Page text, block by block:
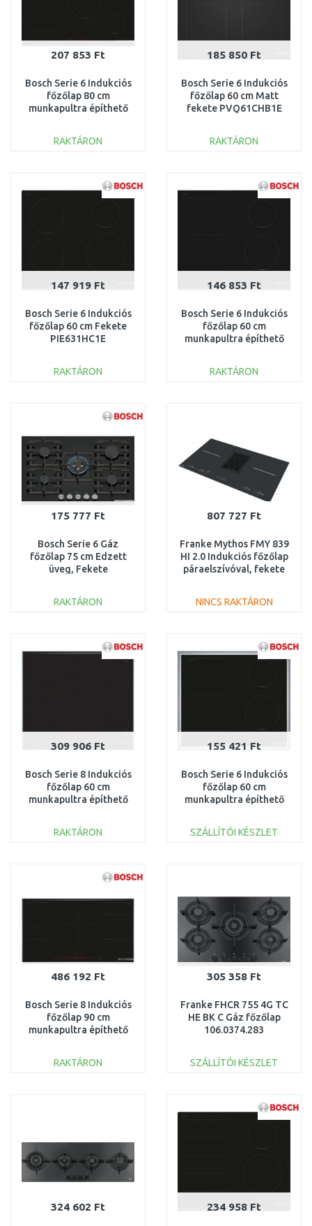
207 853 Ft
Bosch Serie 6 Indukciós
főzőlap 80 cm
munkapultra építhető
PVS831HC1E
RAKTÁRON
Összehasonlítás
185 850 Ft
Bosch Serie 6 Indukciós
főzőlap 60 cm Matt
fekete PVQ61CHB1E
RAKTÁRON
Összehasonlítás
147 919 Ft
Bosch Serie 6 Indukciós
főzőlap 60 cm Fekete
PIE631HC1E
RAKTÁRON
Összehasonlítás
146 853 Ft
Bosch Serie 6 Indukciós
főzőlap 60 cm
munkapultra építhető
PVS631HB1E
RAKTÁRON
175 777 Ft
Bosch Serie 6 Gáz
főzőlap 75 cm Edzett
üveg, Fekete
RAKTÁRON
Összehasonlítás
807 727 Ft
Franke Mythos FMY 839
HI 2.0 Indukciós főzőlap
páraelszívóval, fekete
NINCS RAKTÁRON
Összehasonlítás
309 906 Ft
Bosch Serie 8 Indukciós
főzőlap 60 cm
munkapultra építhető
RAKTÁRON
Összehasonlítás
155 421 Ft
Bosch Serie 6 Indukciós
főzőlap 60 cm
munkapultra építhető
SZÁLLÍTÓI KÉSZLET
486 192 Ft
Bosch Serie 8 Indukciós
főzőlap 90 cm
munkapultra építhető
RAKTÁRON
305 358 Ft
Franke FHCR 755 4G TC
HE BK C Gáz főzőlap
106.0374.283
SZÁLLÍTÓI KÉSZLET
Összehasonlítás
324 602 Ft 234 958 Ft